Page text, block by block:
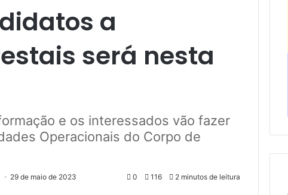
a
será nesta
e os interessados vão fazer
Operacionais do Corpo de
29 de maio de 2023 0 116 2 minutos de leitura